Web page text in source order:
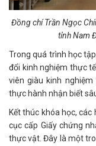
Đồng chí Trần Ngọc
tỉnh Nam
Trong quá trình học
đổi kinh nghiệm thực
viên giàu kinh
thực hành nhận biết
Kết thúc khóa học, các
cục cấp Giấy chứng
thực vật. Đây là một